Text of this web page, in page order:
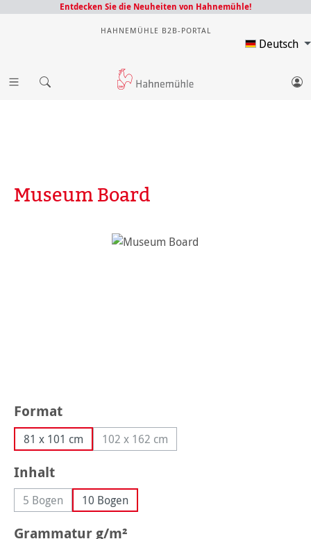
Entdecken Sie die Neuheiten von Hahnemühle!
HAHNEMÜHLE B2B-PORTAL
Deutsch
Museum Board
Bildergalerie überspringen
Formatauswählen
81 x 101 cm 102 x 162 cm(Diese Option ist zurzeit nicht
Inhaltauswählen
5 Bogen(Diese Option ist zurzeit nicht verfügbar.)
10 Bogen
Grammatur g/m²